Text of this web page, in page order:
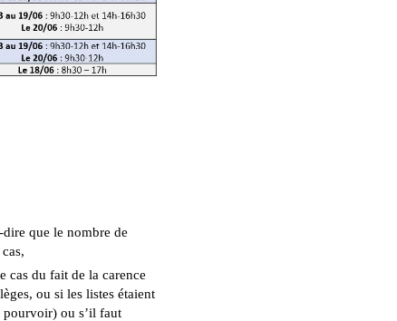
que le nombre de
cas du fait de la carence
ou si les listes étaient
pourvoir) ou s’il faut